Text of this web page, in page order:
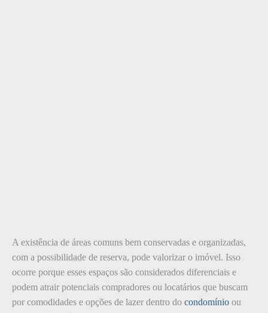
A existência de áreas comuns bem conservadas e organizadas,
com a possibilidade de reserva, pode valorizar o imóvel. Isso
ocorre porque esses espaços são considerados diferenciais e
podem atrair potenciais compradores ou locatários que buscam
por comodidades e opções de lazer dentro do condomínio ou